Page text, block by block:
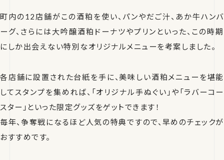
町内の12店舗がこの酒粕を使い、パンやだご汁、あか牛ハンバ
ーグ、さらには大吟醸酒粕ドーナツやプリンといった、この時期
にしか出会えない特別なオリジナルメニューを考案しました。
各店舗に設置された台紙を手に、美味しい酒粕メニューを堪能
してスタンプを集めれば、「オリジナル手ぬぐい」や「ラバーコー
スター」といった限定グッズをゲットできます！
毎年、争奪戦になるほど人気の特典ですので、早めのチェックが
おすすめです。